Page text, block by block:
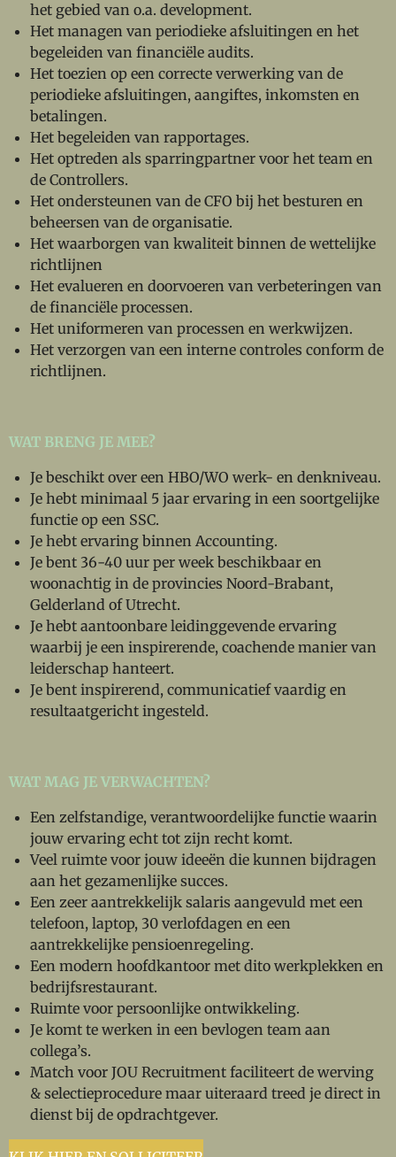
het gebied van o.a. development.
Het managen van periodieke afsluitingen en het
begeleiden van financiële audits.
Het toezien op een correcte verwerking van de
periodieke afsluitingen, aangiftes, inkomsten en
betalingen.
Het begeleiden van rapportages.
Het optreden als sparringpartner voor het team en
de Controllers.
Het ondersteunen van de CFO bij het besturen en
beheersen van de organisatie.
Het waarborgen van kwaliteit binnen de wettelijke
richtlijnen
Het evalueren en doorvoeren van verbeteringen van
de financiële processen.
Het uniformeren van processen en werkwijzen.
Het verzorgen van een interne controles conform de
richtlijnen.
WAT BRENG JE MEE?
Je beschikt over een HBO/WO werk- en denkniveau.
Je hebt minimaal 5 jaar ervaring in een soortgelijke
functie op een SSC.
Je hebt ervaring binnen Accounting.
Je bent 36-40 uur per week beschikbaar en
woonachtig in de provincies Noord-Brabant,
Gelderland of Utrecht.
Je hebt aantoonbare leidinggevende ervaring
waarbij je een inspirerende, coachende manier van
leiderschap hanteert.
Je bent inspirerend, communicatief vaardig en
resultaatgericht ingesteld.
WAT MAG JE VERWACHTEN?
Een zelfstandige, verantwoordelijke functie waarin
jouw ervaring echt tot zijn recht komt.
Veel ruimte voor jouw ideeën die kunnen bijdragen
aan het gezamenlijke succes.
Een zeer aantrekkelijk salaris aangevuld met een
telefoon, laptop, 30 verlofdagen en een
aantrekkelijke pensioenregeling.
Een modern hoofdkantoor met dito werkplekken en
bedrijfsrestaurant.
Ruimte voor persoonlijke ontwikkeling.
Je komt te werken in een bevlogen team aan
collega’s.
Match voor JOU Recruitment faciliteert de werving
& selectieprocedure maar uiteraard treed je direct in
dienst bij de opdrachtgever.